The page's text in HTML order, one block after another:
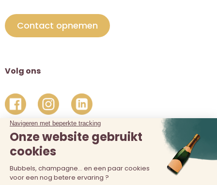
Contact opnemen
Volg ons